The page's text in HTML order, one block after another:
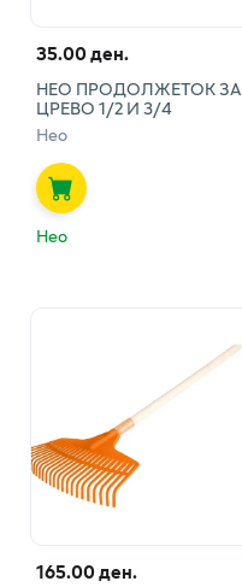
35.00 ден.
НЕО ПРОДОЛЖЕТОК ЗА
ЦРЕВО 1/2 И 3/4
Нео
Нео
165.00 ден.